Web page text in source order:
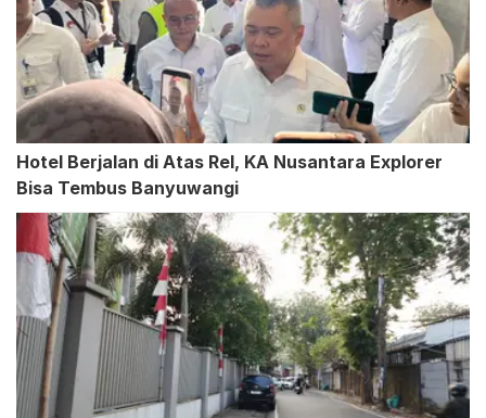
Hotel Berjalan di Atas Rel, KA Nusantara Explorer
Bisa Tembus Banyuwangi